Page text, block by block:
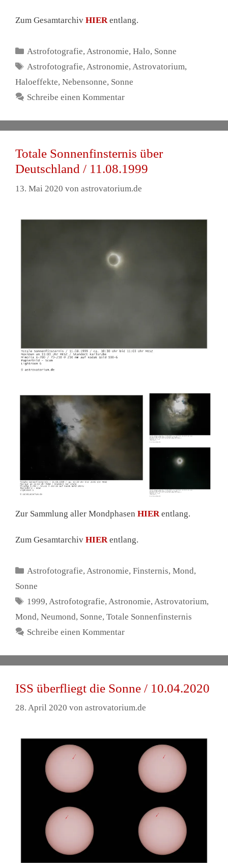
Zum Gesamtarchiv HIERentlang.
Kategorien
Astrofotografie,Astronomie,Halo, Sonne
Schlagwörter
Astrofotografie,Astronomie,Astrovatorium,
Haloeffekte, Nebensonne, Sonne
Schreibe einen Kommentar
Totale Sonnenfinsternis über
Deutschland / 11.08.1999
13. Mai 2020 von astrovatorium.de
Zur Sammlung aller Mondphasen HIERentlang.
Zum Gesamtarchiv HIER entlang.
Kategorien
Astrofotografie, Astronomie,Finsternis,Mond,
Sonne
Schlagwörter
1999, Astrofotografie, Astronomie, Astrovatorium,
Mond, Neumond, Sonne, Totale Sonnenfinsternis
Schreibe einen Kommentar
ISS überfliegt die Sonne / 10.04.2020
28. April 2020 von astrovatorium.de